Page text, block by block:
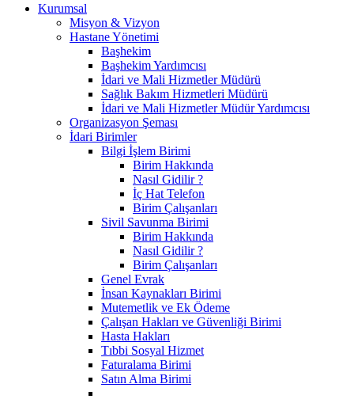
Kurumsal
Misyon & Vizyon
Hastane Yönetimi
Başhekim
Başhekim Yardımcısı
İdari ve Mali Hizmetler Müdürü
Sağlık Bakım Hizmetleri Müdürü
İdari ve Mali Hizmetler Müdür Yardımcısı
Organizasyon Şeması
İdari Birimler
Bilgi İşlem Birimi
Birim Hakkında
Nasıl Gidilir ?
İç Hat Telefon
Birim Çalışanları
Sivil Savunma Birimi
Birim Hakkında
Nasıl Gidilir ?
Birim Çalışanları
Genel Evrak
İnsan Kaynakları Birimi
Mutemetlik ve Ek Ödeme
Çalışan Hakları ve Güvenliği Birimi
Hasta Hakları
Tıbbi Sosyal Hizmet
Faturalama Birimi
Satın Alma Birimi